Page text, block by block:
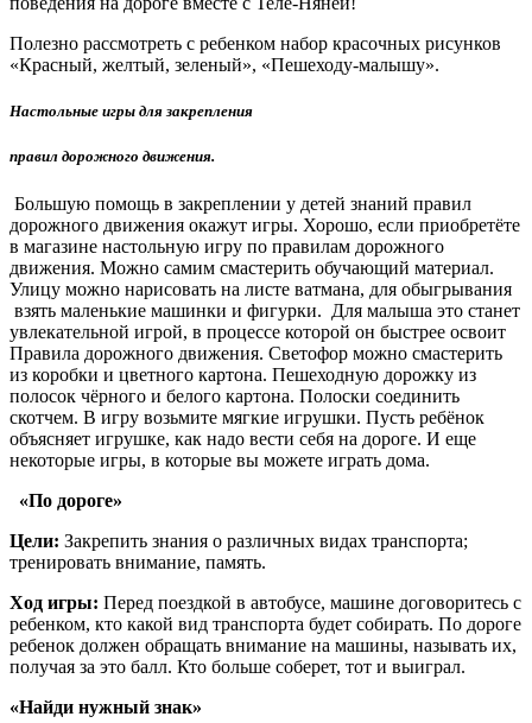
Полезно рассмотреть с ребенком набор красочных рисунков
«Красный, желтый, зеленый», «Пешеходу-малышу».
Настольные игры для закрепления
правил дорожного движения.
Большую помощь в закреплении у детей знаний правил
дорожного движения окажут игры. Хорошо, если приобретёте
в магазине настольную игру по правилам дорожного
движения. Можно самим смастерить обучающий материал.
Улицу можно нарисовать на листе ватмана, для обыгрывания
взять маленькие машинки и фигурки. Для малыша это станет
увлекательной игрой, в процессе которой он быстрее освоит
Правила дорожного движения. Светофор можно смастерить
из коробки и цветного картона. Пешеходную дорожку из
полосок чёрного и белого картона. Полоски соединить
скотчем. В игру возьмите мягкие игрушки. Пусть ребёнок
объясняет игрушке, как надо вести себя на дороге. И еще
некоторые игры, в которые вы можете играть дома.
«По дороге»
Цели: Закрепить знания о различных видах транспорта;
тренировать внимание, память.
Ход игры: Перед поездкой в автобусе, машине договоритесь с
ребенком, кто какой вид транспорта будет собирать. По дороге
ребенок должен обращать внимание на машины, называть их,
получая за это балл. Кто больше соберет, тот и выиграл.
«Найди нужный знак»